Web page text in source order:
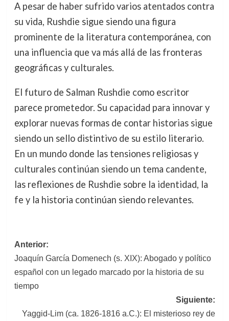
A pesar de haber sufrido varios atentados contra
su vida, Rushdie sigue siendo una figura
prominente de la literatura contemporánea, con
una influencia que va más allá de las fronteras
geográficas y culturales.
El futuro de Salman Rushdie como escritor
parece prometedor. Su capacidad para innovar y
explorar nuevas formas de contar historias sigue
siendo un sello distintivo de su estilo literario.
En un mundo donde las tensiones religiosas y
culturales continúan siendo un tema candente,
las reflexiones de Rushdie sobre la identidad, la
fe y la historia continúan siendo relevantes.
Navegación
de
entradas
Anterior:
Joaquín García Domenech (s. XIX): Abogado y político
español con un legado marcado por la historia de su
tiempo
Siguiente:
Yaggid-Lim (ca. 1826-1816 a.C.): El misterioso rey de